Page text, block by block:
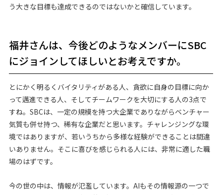
う大きな目標も達成できるのではないかと確信しています。
福井さんは、今後どのようなメンバーにSBC
にジョインしてほしいとお考えですか。
とにかく明るくバイタリティがある人、貪欲に自身の目標に向か
って邁進できる人、そしてチームワークを大切にする人の3点で
すね。SBCは、一定の規模を持つ大企業でありながらベンチャー
気質も併せ持つ、稀有な企業だと思います。チャレンジングな環
境ではありますが、若いうちから多様な経験ができることは間違
いありません。そこに喜びを感じられる人には、非常に適した職
場のはずです。
今の世の中は、情報が氾濫しています。AIもその情報源の一つで